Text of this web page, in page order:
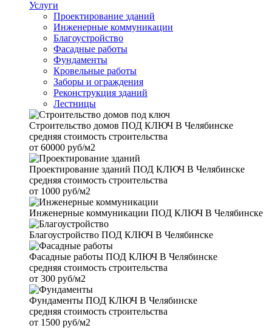
Услуги
Проектирование зданий
Инженерные коммуникации
Благоустройство
Фасадные работы
Фундаменты
Кровельные работы
Заборы и ограждения
Реконструкция зданий
Лестницы
Строительство домов ПОД КЛЮЧ В Челябинске
средняя стоимость строительства
от 60000 руб/м2
Проектирование зданий ПОД КЛЮЧ В Челябинске
средняя стоимость строительства
от 1000 руб/м2
Инженерные коммуникации ПОД КЛЮЧ В Челябинске
Благоустройство ПОД КЛЮЧ В Челябинске
Фасадные работы ПОД КЛЮЧ В Челябинске
средняя стоимость строительства
от 300 руб/м2
Фундаменты ПОД КЛЮЧ В Челябинске
средняя стоимость строительства
от 1500 руб/м2